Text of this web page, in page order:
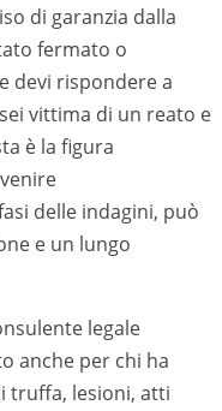
di garanzia dalla
fermato o
devi rispondere a
vittima di un reato e
è la figura
delle indagini, può
e un lungo
legale
anche per chi ha
truffa, lesioni, atti